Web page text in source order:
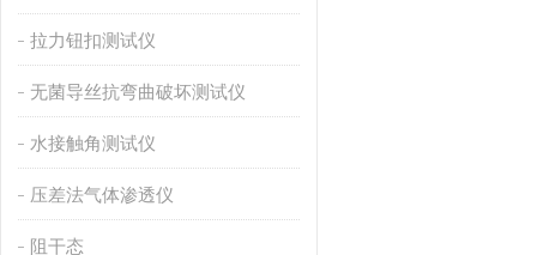
拉力钮扣测试仪
无菌导丝抗弯曲破坏测试仪
水接触角测试仪
压差法气体渗透仪
阻干态